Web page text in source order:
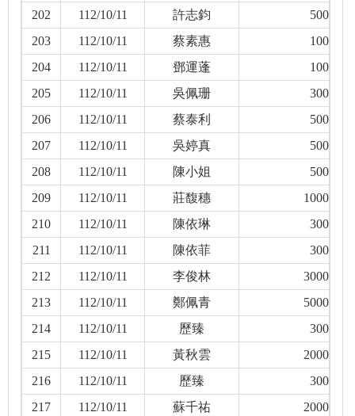
202
112/10/11 許志鈞
500
203
112/10/11 蔡素惠
100
204
112/10/11 鄧運蓬
100
205
112/10/11 吳佩珊
300
206
112/10/11 蔡泰利
500
207
112/10/11 吳婷真
500
208
112/10/11 陳小姐
500
209
112/10/11 莊馥穗
1000
210
112/10/11 陳依琳
300
211
112/10/11 陳依菲
300
212
112/10/11 李俊林
3000
213
112/10/11 鄭佩青
5000
214
112/10/11 歷臻
300
215
112/10/11 黃秋雲
2000
216
112/10/11 歷臻
300
217
112/10/11 蘇千祐
2000